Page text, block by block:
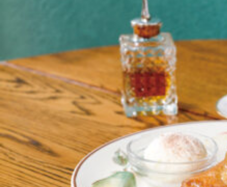
CULTURE
すべて
関西で開催。
おすすめの展覧会
おすすめの映画